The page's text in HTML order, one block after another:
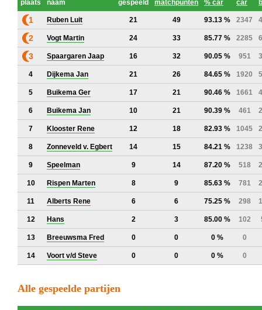
plaats naam gespeeld matchpunten % car car
1 Ruben Luit 21 49 93.13 % 2347
2 Vogt Martin 24 33 85.77 % 2285
3 Spaargaren Jaap 16 32 90.05 % 951
4 Dijkema Jan 21 26 84.65 % 1920
5 Buikema Ger 17 21 90.46 % 1661
6 Buikema Jan 10 21 90.39 % 461
7 Klooster Rene 12 18 82.93 % 1045
8 Zonneveld v. Egbert 14 15 84.21 % 1238
9 Speelman 9 14 87.20 % 518
10 Rispen Marten 8 9 85.63 % 781
11 Alberts Rene 6 6 75.25 % 298
12 Hans 2 3 85.00 % 102
13 Breeuwsma Fred 0 0 0 % 0
14 Voort v/d Steve 0 0 0 % 0
Alle gespeelde partijen